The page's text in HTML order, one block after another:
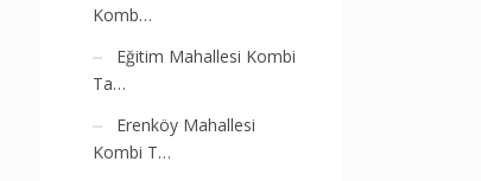
Komb…
Eğitim Mahallesi Kombi
Ta…
Erenköy Mahallesi
Kombi T…